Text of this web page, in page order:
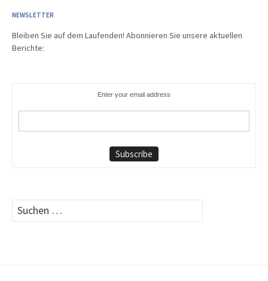
NEWSLETTER
Bleiben Sie auf dem Laufenden! Abonnieren Sie unsere aktuellen
Berichte:
Enter your email address
Suchen
nach: